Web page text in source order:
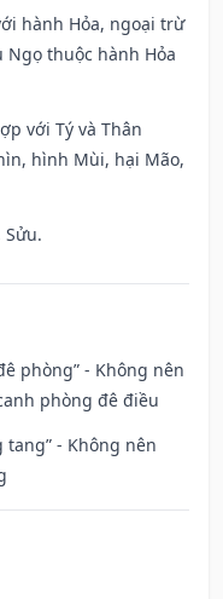
hành Hỏa, ngoại trừ
Ngọ thuộc hành Hỏa
với Tý và Thân
hình Mùi, hại Mão,
Sửu.
phòng” - Không nên
phòng đê điều
tang” - Không nên